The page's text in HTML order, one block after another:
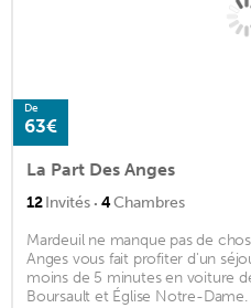
De
63€
La Part Des Anges
12Invités · 4Chambres
Mardeuil ne manque pas de
Anges vous fait profiter d'un
moins de 5 minutes en voiture
Boursault et Église Notre-Dame.